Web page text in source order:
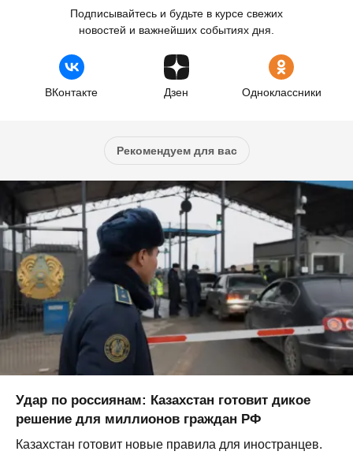
Подписывайтесь и будьте в курсе свежих
новостей и важнейших событиях дня.
ВКонтакте Дзен Одноклассники
Рекомендуем для вас
Удар по россиянам: Казахстан готовит дикое
решение для миллионов граждан РФ
Казахстан готовит новые правила для иностранцев.